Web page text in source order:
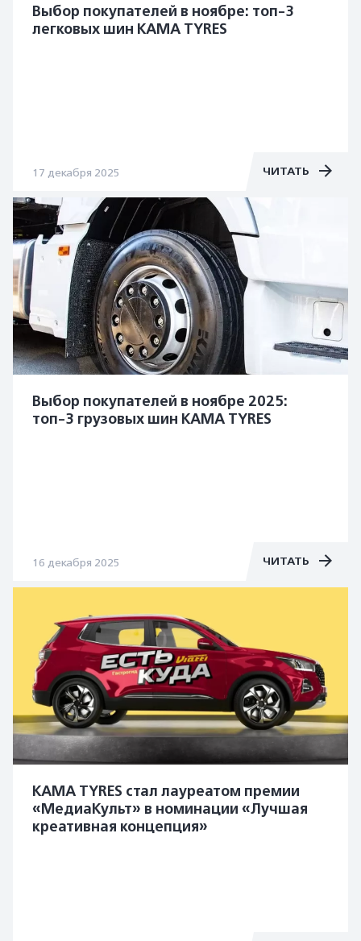
Выбор покупателей в ноябре: топ-3
легковых шин KAMA TYRES
17 декабря 2025 ЧИТАТЬ
Выбор покупателей в ноябре 2025:
топ-3 грузовых шин KAMA TYRES
16 декабря 2025 ЧИТАТЬ
KAMA TYRES стал лауреатом премии
«МедиаКульт» в номинации «Лучшая
креативная концепция»